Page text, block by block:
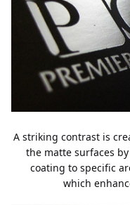
A striking contrast is
the matte surfaces
coating to specific
which